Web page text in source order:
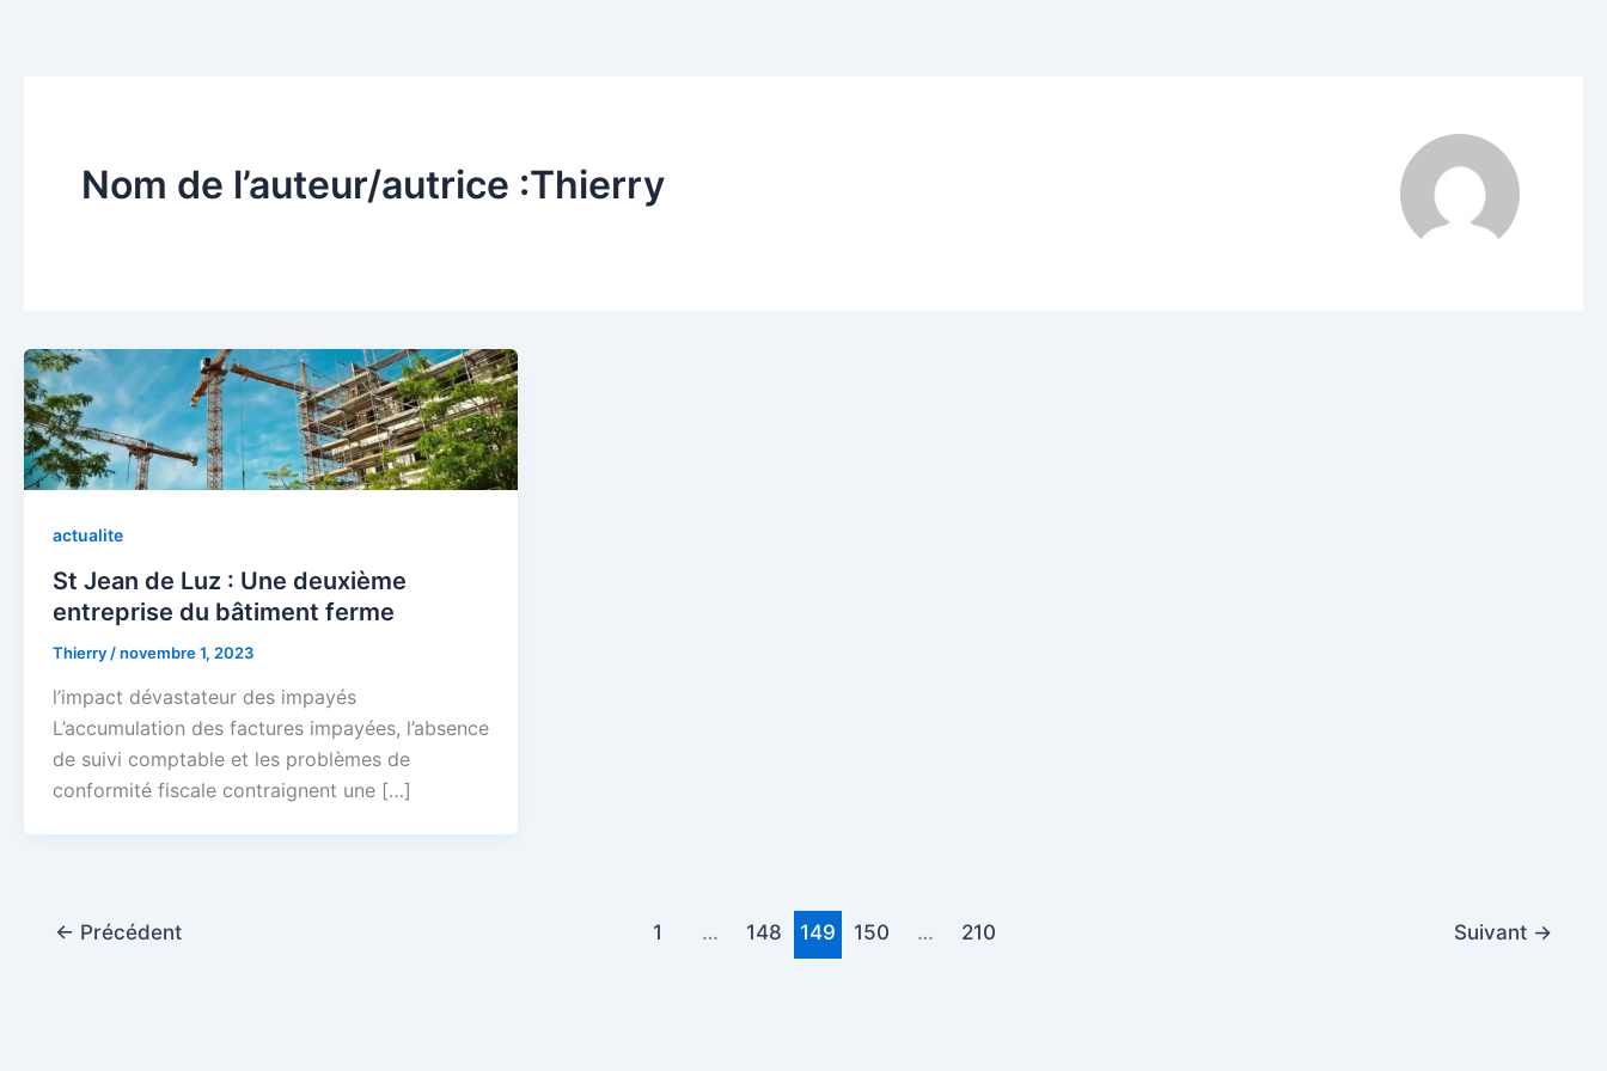
Nom de l’auteur/autrice :Thierry
actualite
St Jean de Luz : Une deuxième
entreprise du bâtiment ferme
Thierry /novembre 1, 2023
l’impact dévastateur des impayés
L’accumulation des factures impayées, l’absence
de suivi comptable et les problèmes de
conformité fiscale contraignent une […]
← Précédent 1 … 148 149 150 … 210 Suivant →